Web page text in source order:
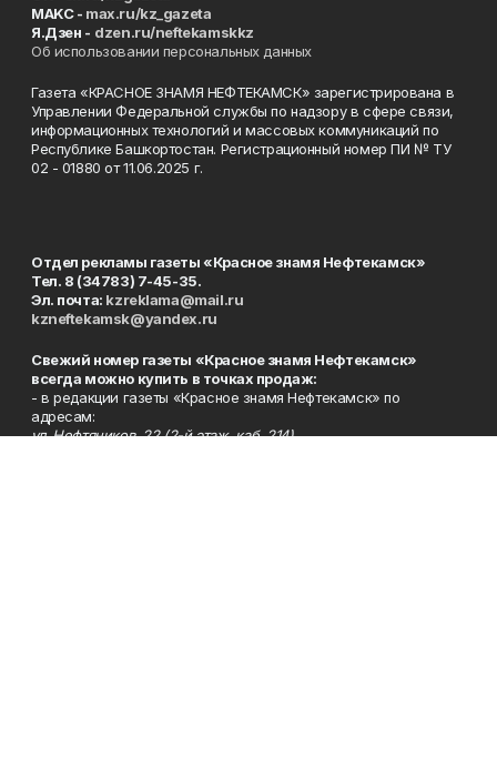
MAKC - max.ru/kz_gazeta
Я.Дзен - dzen.ru/neftekamskkz
Об использовании персональных данных
Газета «КРАСНОЕ ЗНАМЯ НЕФТЕКАМСК» зарегистрирована в
Управлении Федеральной службы по надзору в сфере связи,
информационных технологий и массовых коммуникаций по
Республике Башкортостан. Регистрационный номер ПИ № ТУ
02 - 01880 от 11.06.2025 г.
Отдел рекламы газеты «Красное знамя Нефтекамск»
Тел. 8 (34783) 7-45-35.
Эл. почта: kzreklama@mail.ru
kzneftekamsk@yandex.ru
Свежий номер газеты «Красное знамя Нефтекамск»
всегда можно купить в точках продаж:
- в редакции газеты «Красное знамя Нефтекамск» по
адресам:
ул. Нефтяников, 22 (2-й этаж, каб. 214),